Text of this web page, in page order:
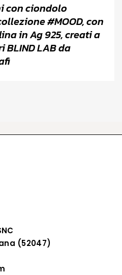
con ciondolo
#MOOD, con
in Ag 925, creati a
LAB da
(52047)